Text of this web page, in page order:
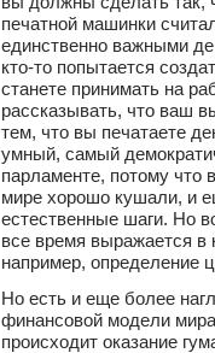
печатной машинки
единственно важными
кто-то попыта­ется
станете принимать на
рассказывать, что ваш
тем, что вы печатаете
умный, самый
парламенте, потому что
мире хорошо кушали, и
естественные шаги. Но
все время выражается в
например, определение
Но есть и еще более
фи­нансовой модели
происходит оказание